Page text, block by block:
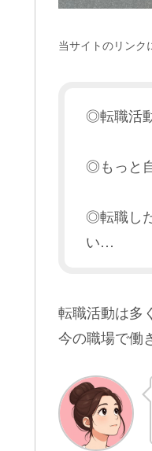
当サイトのリンク
◎転職活
◎もっと
◎転職し
い…
転職活動は多
今の職場で働